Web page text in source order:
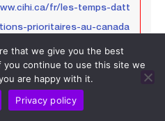
fr/les-temps-datt
prioritaires-au-canada
Tarifs chirurgie orthopédique .
medipole.fr/tari
avignon.html
that we give you the best
continue to use this site we
are happy with it.
Privacy policy